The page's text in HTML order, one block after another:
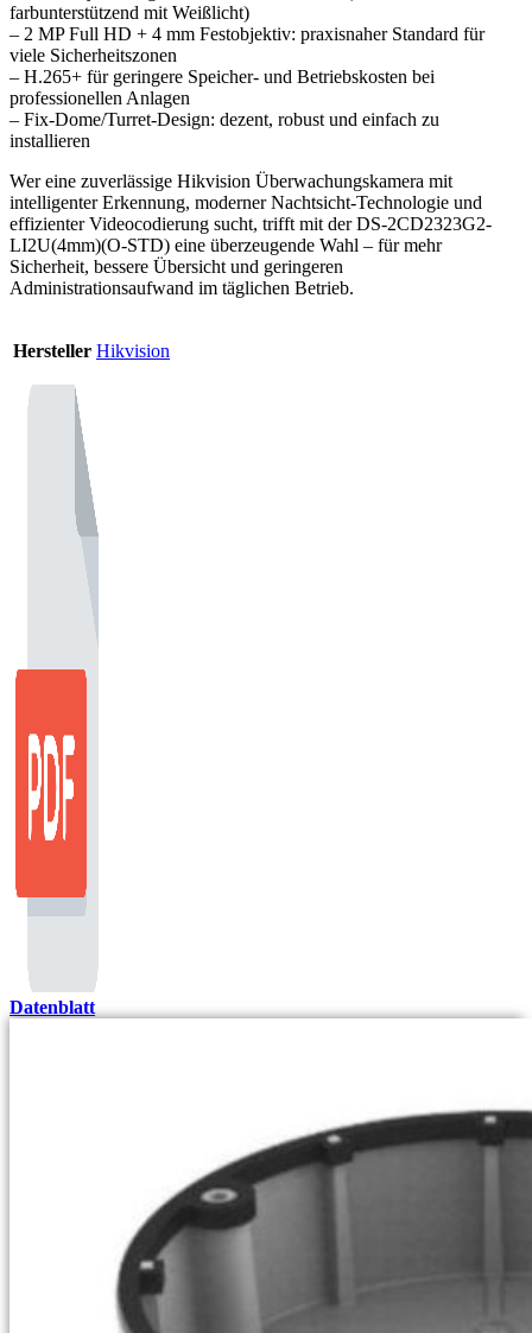
farbunterstützend mit Weißlicht)
– 2 MP Full HD + 4 mm Festobjektiv: praxisnaher Standard für
viele Sicherheitszonen
– H.265+ für geringere Speicher- und Betriebskosten bei
professionellen Anlagen
– Fix-Dome/Turret-Design: dezent, robust und einfach zu
installieren
Wer eine zuverlässige Hikvision Überwachungskamera mit
intelligenter Erkennung, moderner Nachtsicht-Technologie und
effizienter Videocodierung sucht, trifft mit der DS-2CD2323G2-
LI2U(4mm)(O-STD) eine überzeugende Wahl – für mehr
Sicherheit, bessere Übersicht und geringeren
Administrationsaufwand im täglichen Betrieb.
Hersteller Hikvision
Datenblatt